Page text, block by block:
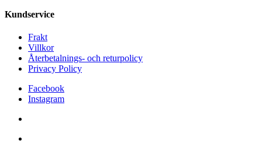
Kundservice
Frakt
Villkor
Återbetalnings- och returpolicy
Privacy Policy
Facebook
Instagram